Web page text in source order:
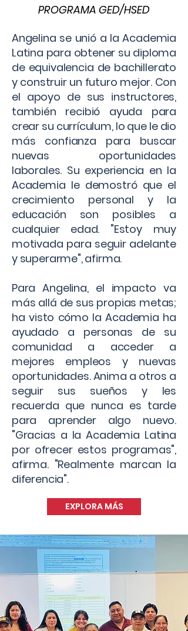
PROGRAMA GED/HSED
Angelina se unió a la Academia
Latina para obtener su diploma
de equivalencia de bachillerato
y construir un futuro mejor. Con
el apoyo de sus instructores,
también recibió ayuda para
crear su currículum, lo que le dio
más confianza para buscar
nuevas oportunidades
laborales. Su experiencia en la
Academia le demostró que el
crecimiento personal y la
educación son posibles a
cualquier edad. "Estoy muy
motivada para seguir adelante
y superarme", afirma.
Para Angelina, el impacto va
más allá de sus propias metas;
ha visto cómo la Academia ha
ayudado a personas de su
comunidad a acceder a
mejores empleos y nuevas
oportunidades. Anima a otros a
seguir sus sueños y les
recuerda que nunca es tarde
para aprender algo nuevo.
"Gracias a la Academia Latina
por ofrecer estos programas",
afirma. "Realmente marcan la
diferencia".
EXPLORA MÁS